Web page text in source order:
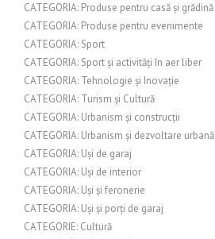
CATEGORIA: Produse pentru casă și grădină
CATEGORIA: Produse pentru evenimente
CATEGORIA: Sport
CATEGORIA: Sport și activități în aer liber
CATEGORIA: Tehnologie și Inovație
CATEGORIA: Turism și Cultură
CATEGORIA: Urbanism și construcții
CATEGORIA: Urbanism și dezvoltare urbană
CATEGORIA: Uși de garaj
CATEGORIA: Uși de interior
CATEGORIA: Uși și feronerie
CATEGORIA: Uși și porți de garaj
CATEGORIE: Cultură